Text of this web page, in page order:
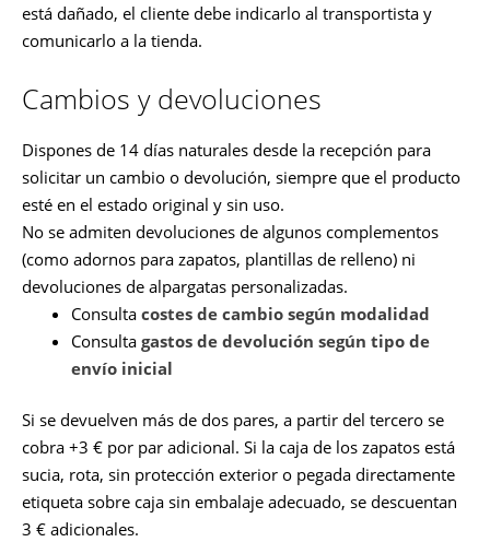
está dañado, el cliente debe indicarlo al transportista y
comunicarlo a la tienda.
Cambios y devoluciones
Dispones de 14 días naturales desde la recepción para
solicitar un cambio o devolución, siempre que el producto
esté en el estado original y sin uso.
No se admiten devoluciones de algunos complementos
(como adornos para zapatos, plantillas de relleno) ni
devoluciones de alpargatas personalizadas.
Consulta costes de cambio según modalidad
Consulta gastos de devolución según tipo de
envío inicial
Si se devuelven más de dos pares, a partir del tercero se
cobra +3 € por par adicional. Si la caja de los zapatos está
sucia, rota, sin protección exterior o pegada directamente
etiqueta sobre caja sin embalaje adecuado, se descuentan
3 € adicionales.